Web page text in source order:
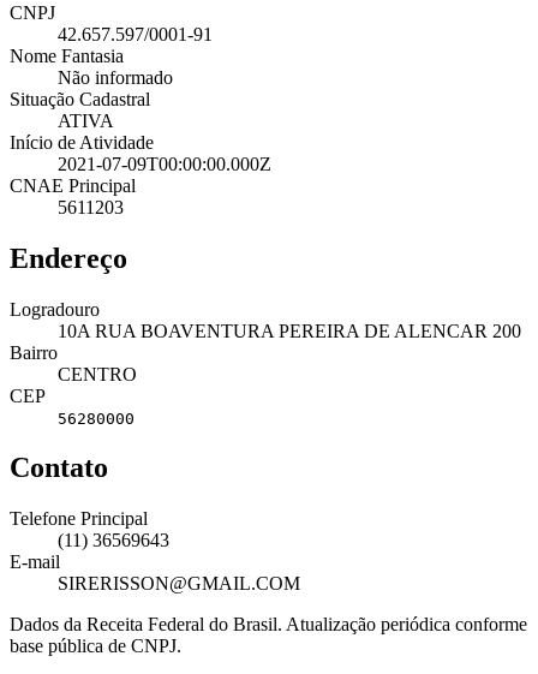
CNPJ
42.657.597/0001-91
Nome Fantasia
Não informado
Situação Cadastral
ATIVA
Início de Atividade
2021-07-09T00:00:00.000Z
CNAE Principal
5611203
Endereço
Logradouro
10A RUA BOAVENTURA PEREIRA DE ALENCAR 200
Bairro
CENTRO
CEP
56280000
Contato
Telefone Principal
(11) 36569643
E-mail
SIRERISSON@GMAIL.COM
Dados da Receita Federal do Brasil. Atualização periódica conforme
base pública de CNPJ.